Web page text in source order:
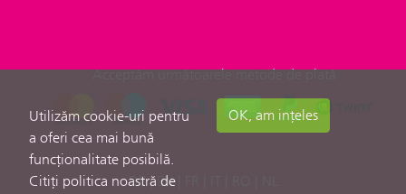
Acceptăm următoarele metode de plată
DE| EN|
Utilizăm cookie-uri pentru
a oferi cea mai bună
funcționalitate posibilă.
Citiți politica noastră de
OK, am ințeles